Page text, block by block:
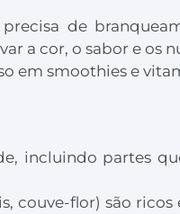
de
a cor, o sabor e os
em smoothies e
incluindo partes
couve-flor) são